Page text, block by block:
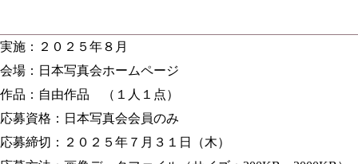
実施：２０２５年８月
会場：日本写真会ホームページ
作品：自由作品 （１人１点）
応募資格：日本写真会会員のみ
応募締切：２０２５年７月３１日（木）